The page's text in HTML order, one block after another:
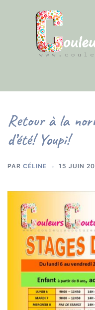
Retour à la
d’été! Youpi!
PAR CÉLINE 15 JUIN